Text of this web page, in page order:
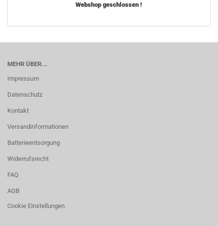
Webshop geschlossen !
MEHR ÜBER...
Impressum
Datenschutz
Kontakt
Versandinformationen
Batterieentsorgung
Widerrufsrecht
FAQ
AGB
Cookie Einstellungen